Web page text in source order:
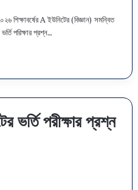
শিক্ষাবর্ষের A ইউনিটের (বিজ্ঞান) সমন্বিত
পরিক্ষার প্রশ্ন…
ভর্তি পরীক্ষার প্রশ্ন